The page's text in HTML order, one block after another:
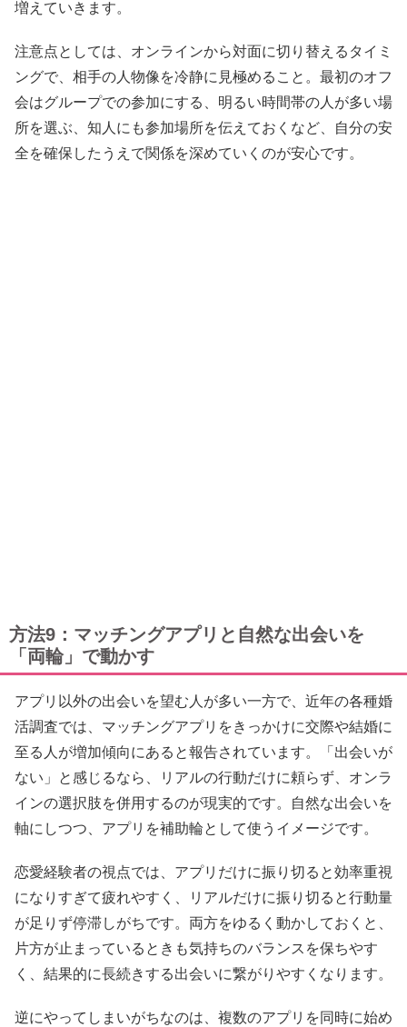
増えていきます。
注意点としては、オンラインから対面に切り替えるタイミ
ングで、相手の人物像を冷静に見極めること。最初のオフ
会はグループでの参加にする、明るい時間帯の人が多い場
所を選ぶ、知人にも参加場所を伝えておくなど、自分の安
全を確保したうえで関係を深めていくのが安心です。
方法9：マッチングアプリと自然な出会いを
「両輪」で動かす
アプリ以外の出会いを望む人が多い一方で、近年の各種婚
活調査では、マッチングアプリをきっかけに交際や結婚に
至る人が増加傾向にあると報告されています。「出会いが
ない」と感じるなら、リアルの行動だけに頼らず、オンラ
インの選択肢を併用するのが現実的です。自然な出会いを
軸にしつつ、アプリを補助輪として使うイメージです。
恋愛経験者の視点では、アプリだけに振り切ると効率重視
になりすぎて疲れやすく、リアルだけに振り切ると行動量
が足りず停滞しがちです。両方をゆるく動かしておくと、
片方が止まっているときも気持ちのバランスを保ちやす
く、結果的に長続きする出会いに繋がりやすくなります。
逆にやってしまいがちなのは、複数のアプリを同時に始め